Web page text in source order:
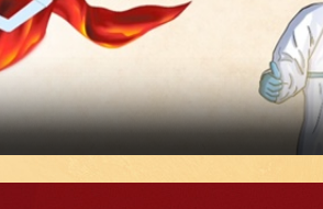
庆祝中国共产党成立100周年文艺演